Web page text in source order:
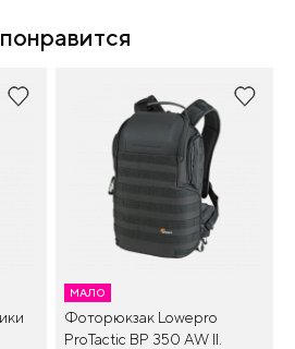
МАЛО
Фоторюкзак Lowepro
ProTactic BP 350 AW II.